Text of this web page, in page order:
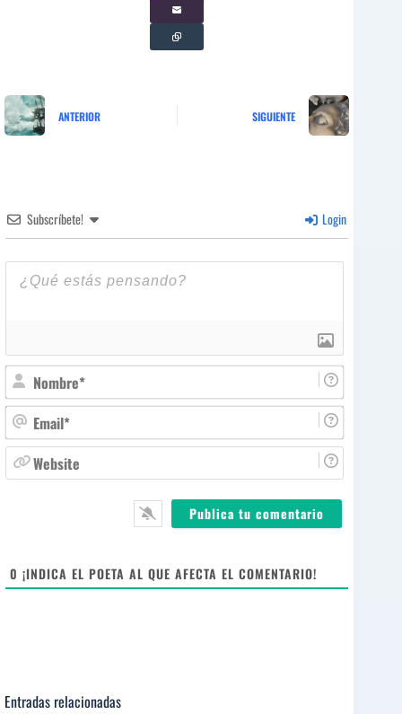
ANTERIOR SIGUIENTE
Subscríbete! Login
o
m
b
r
m
ie
0 ¡INDICA EL POETA AL QUE AFECTA EL COMENTARIO!
Entradas relacionadas